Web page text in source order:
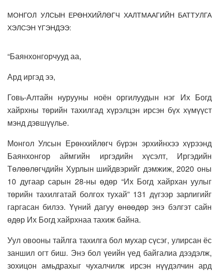
МОНГОЛ УЛСЫН ЕРӨНХИЙЛӨГЧ ХАЛТМААГИЙН БАТТУЛГА
ХЭЛСЭН ҮГЭНДЭЭ:
“Баянхонгорчууд аа,
Ард иргэд ээ,
Говь-Алтайн нурууны ноён оргилуудын нэг Их Богд
хайрхны төрийн тахилгад хүрэлцэн ирсэн бүх хүмүүст
мэнд дэвшүүлье.
Монгол Улсын Ерөнхийлөгч бүрэн эрхийнхээ хүрээнд
Баянхонгор аймгийн иргэдийн хүсэлт, Иргэдийн
Төлөөлөгчдийн Хурлын шийдвэрийг дэмжиж, 2020 оны
10 дугаар сарын 28-ны өдөр “Их Богд хайрхан уулыг
төрийн тахилгатай болгох тухай” 131 дүгээр зарлигийг
гаргасан билээ. Үүний дагуу өнөөдөр энэ бэлгэт сайн
өдөр Их Богд хайрхнаа тахиж байна.
Уул овооны тайлга тахилга бол мухар сүсэг, улирсан ёс
заншил огт биш. Энэ бол үеийн үед байгалиа дээдэлж,
зохицон амьдрахыг чухалчилж ирсэн нүүдэлчин ард